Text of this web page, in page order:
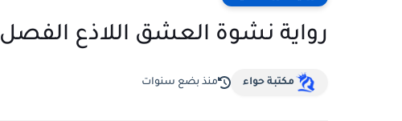
رواية نشوة العشق اللاذع الفصل الحادي
مكتبة حواء منذ بضع سنوات